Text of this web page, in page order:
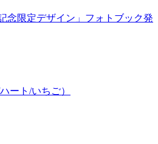
念限定デザイン」フォトブック発
ート/いちご）